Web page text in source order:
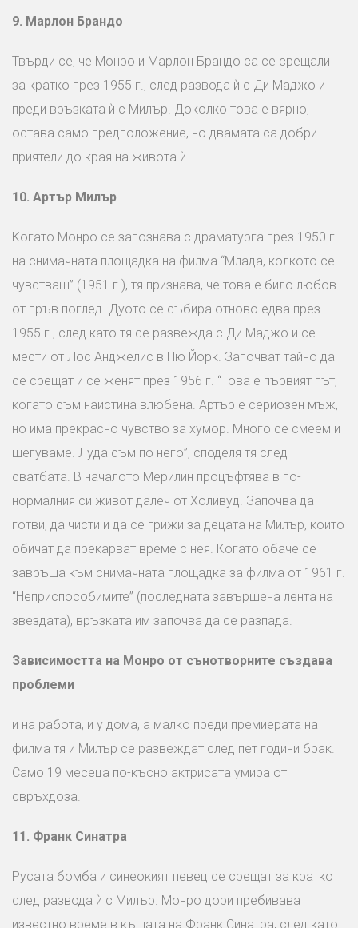
9. Марлон Брандо
Твърди се, че Монро и Марлон Брандо са се срещали
за кратко през 1955 г., след развода ѝ с Ди Маджо и
преди връзката ѝ с Милър. Доколко това е вярно,
остава само предположение, но двамата са добри
приятели до края на живота ѝ.
10. Артър Милър
Когато Монро се запознава с драматурга през 1950 г.
на снимачната площадка на филма “Млада, колкото се
чувстваш” (1951 г.), тя признава, че това е било любов
от пръв поглед. Дуото се събира отново едва през
1955 г., след като тя се развежда с Ди Маджо и се
мести от Лос Анджелис в Ню Йорк. Започват тайно да
се срещат и се женят през 1956 г. “Това е първият път,
когато съм наистина влюбена. Артър е сериозен мъж,
но има прекрасно чувство за хумор. Много се смеем и
шегуваме. Луда съм по него”, споделя тя след
сватбата. В началото Мерилин процъфтява в по-
нормалния си живот далеч от Холивуд. Започва да
готви, да чисти и да се грижи за децата на Милър, които
обичат да прекарват време с нея. Когато обаче се
завръща към снимачната площадка за филма от 1961 г.
“Неприспособимите” (последната завършена лента на
звездата), връзката им започва да се разпада.
Зависимостта на Монро от сънотворните създава
проблеми
и на работа, и у дома, а малко преди премиерата на
филма тя и Милър се развеждат след пет години брак.
Само 19 месеца по-късно актрисата умира от
свръхдоза.
11. Франк Синатра
Русата бомба и синеокият певец се срещат за кратко
след развода ѝ с Милър. Монро дори пребивава
известно време в къщата на Франк Синатра, след като